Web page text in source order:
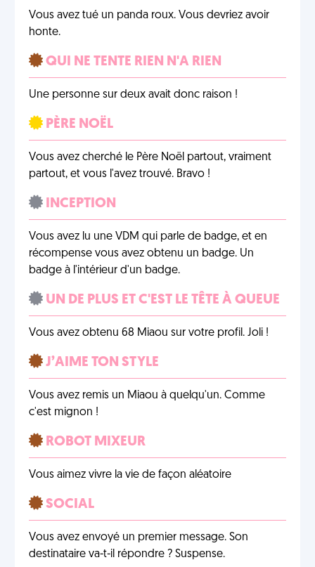
Vous avez tué un panda roux. Vous devriez avoir
honte.
QUI NE TENTE RIEN N'A RIEN
Une personne sur deux avait donc raison !
PÈRE NOËL
Vous avez cherché le Père Noël partout, vraiment
partout, et vous l'avez trouvé. Bravo !
INCEPTION
Vous avez lu une VDM qui parle de badge, et en
récompense vous avez obtenu un badge. Un
badge à l'intérieur d'un badge.
UN DE PLUS ET C'EST LE TÊTE À QUEUE
Vous avez obtenu 68 Miaou sur votre profil. Joli !
J’AIME TON STYLE
Vous avez remis un Miaou à quelqu'un. Comme
c'est mignon !
ROBOT MIXEUR
Vous aimez vivre la vie de façon aléatoire
SOCIAL
Vous avez envoyé un premier message. Son
destinataire va-t-il répondre ? Suspense.